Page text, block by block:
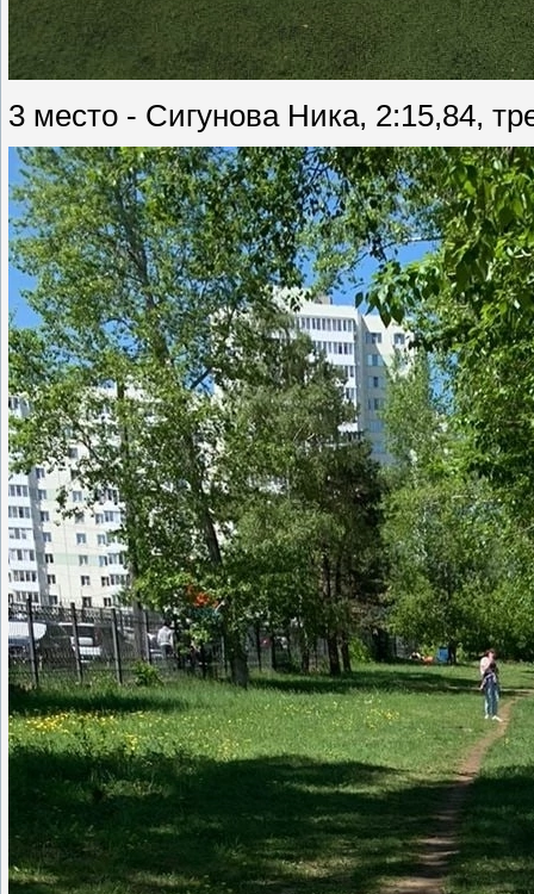
3 место - Сигунова Ника, 2:15,84,